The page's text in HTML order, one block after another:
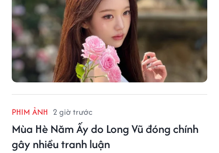
PHIM ẢNH 2 giờ trước
Mùa Hè Năm Ấy do Long Vũ đóng chính
gây nhiều tranh luận